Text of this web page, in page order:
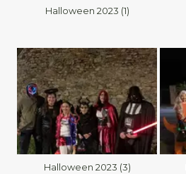
Halloween 2023 (1)
Halloween 2023 (3)